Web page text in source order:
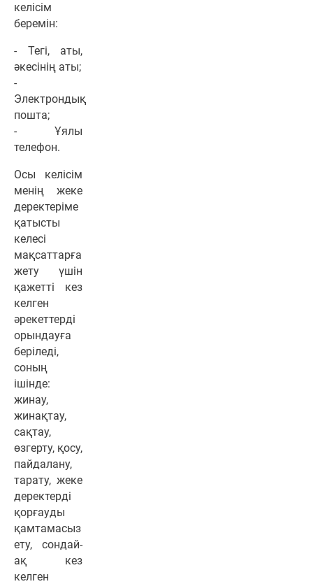
келісім
беремін:
- Тегі, аты,
әкесінің аты;
-
Электрондық
пошта;
- Ұялы
телефон.
Осы келісім
менің жеке
деректеріме
қатысты
келесі
мақсаттарға
жету үшін
қажетті кез
келген
әрекеттерді
орындауға
беріледі,
соның
ішінде:
жинау,
жинақтау,
сақтау,
өзгерту, қосу,
пайдалану,
тарату, жеке
деректерді
қорғауды
қамтамасыз
ету, сондай-
ақ кез
келген